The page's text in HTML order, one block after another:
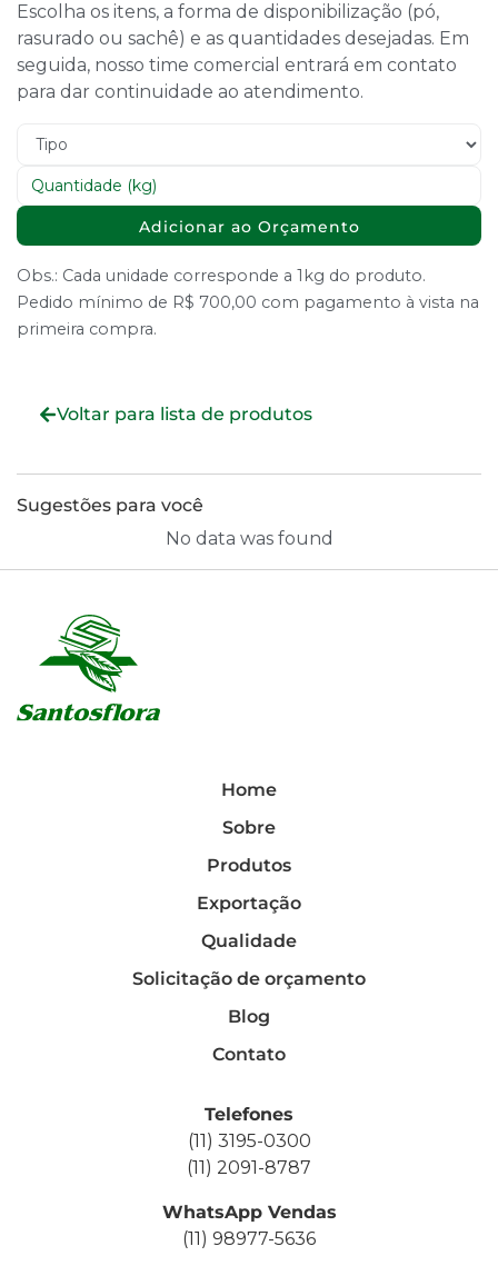
Escolha os itens, a forma de disponibilização (pó,
rasurado ou sachê) e as quantidades desejadas. Em
seguida, nosso time comercial entrará em contato
para dar continuidade ao atendimento.
Adicionar ao Orçamento
Obs.: Cada unidade corresponde a 1kg do produto.
Pedido mínimo de R$ 700,00 com pagamento à vista na
primeira compra.
Voltar para lista de produtos
Sugestões para você
No data was found
Home
Sobre
Produtos
Exportação
Qualidade
Solicitação de orçamento
Blog
Contato
Telefones
(11) 3195-0300
(11) 2091-8787
WhatsApp Vendas
(11) 98977-5636